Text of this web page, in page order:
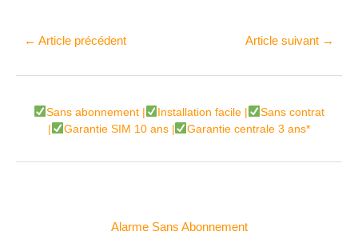
← Article précédent Article suivant →
Sans abonnement | Installation facile |
Sans contrat
Garantie SIM 10 ans | Garantie centrale 3 ans*
Alarme Sans Abonnement